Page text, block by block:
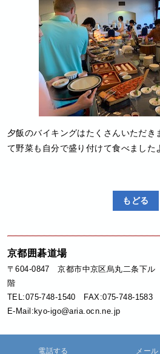
夕飯のバイキングはたくさんいただき
て野菜も自分で盛り付けて食べました
もどる
京都囲碁道場
〒604-0847 京都市中京区烏丸二条下
階
TEL:075-748-1540 FAX:075-748-1583
E-Mail:kyo-igo@aria.ocn.ne.jp
電話する メール